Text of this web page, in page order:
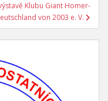
Klubu Giant Homer-
von 2003 e. V.